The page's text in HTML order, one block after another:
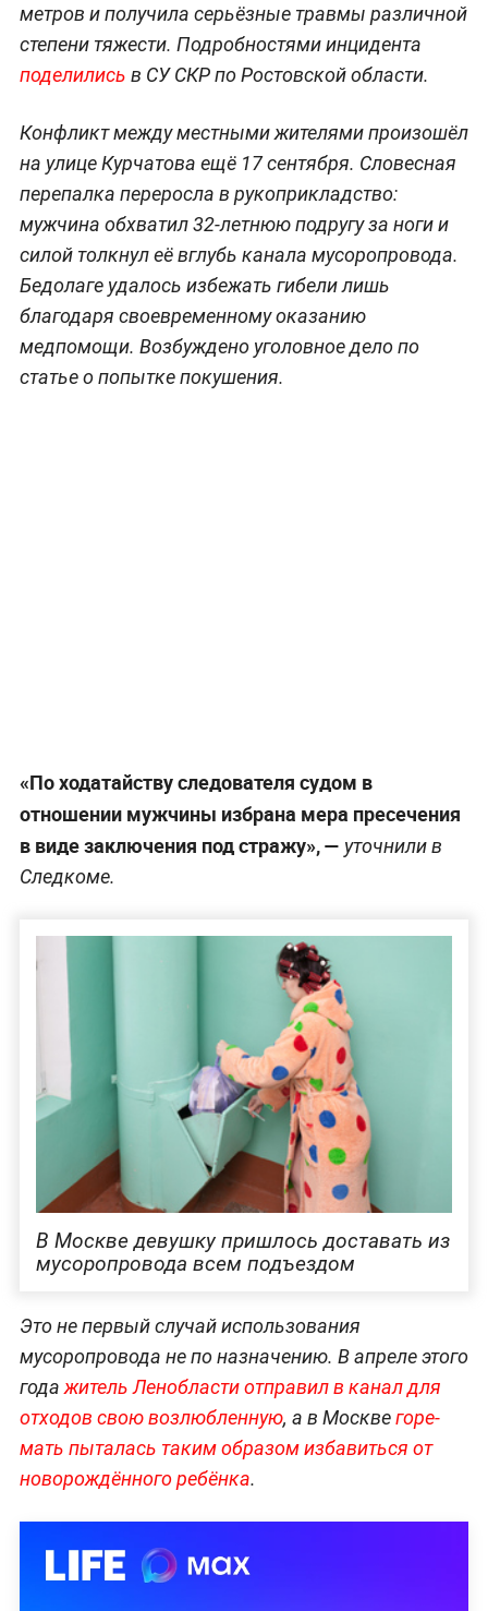
метров и получила серьёзные травмы различной
степени тяжести. Подробностями инцидента
поделились в СУ СКР по Ростовской области.
Конфликт между местными жителями произошёл
на улице Курчатова ещё 17 сентября. Словесная
перепалка переросла в рукоприкладство:
мужчина обхватил 32-летнюю подругу за ноги и
силой толкнул её вглубь канала мусоропровода.
Бедолаге удалось избежать гибели лишь
благодаря своевременному оказанию
медпомощи. Возбуждено уголовное дело по
статье о попытке покушения.
«По ходатайству следователя судом в
отношении мужчины избрана мера пресечения
в виде заключения под стражу», — уточнили в
Следкоме.
В Москве девушку пришлось доставать из
мусоропровода всем подъездом
Это не первый случай использования
мусоропровода не по назначению. В апреле этого
годажитель Ленобласти отправил в канал для
отходов свою возлюбленную, а в Москвегоре-
мать пыталась таким образом избавиться от
новорождённого ребёнка.